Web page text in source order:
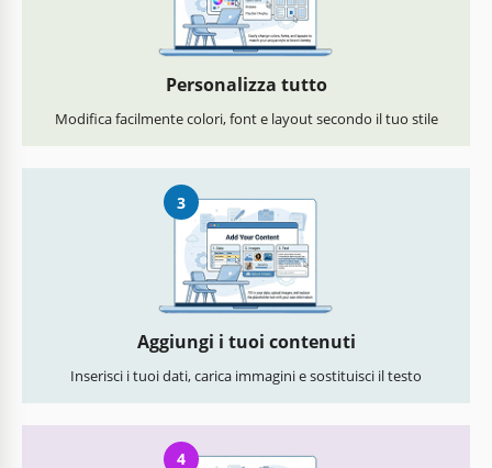
Personalizza tutto
Modifica facilmente colori, font e layout secondo il tuo stile
3
Aggiungi i tuoi contenuti
Inserisci i tuoi dati, carica immagini e sostituisci il testo
4